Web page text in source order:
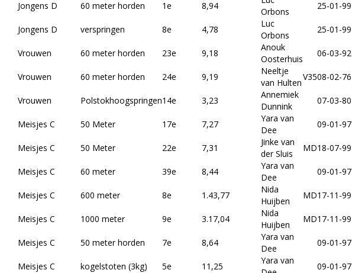
Jongens D 60 meter horden 1e 8,94
Orbons
25-01-99
Jongens D verspringen 8e 4,78
Luc
Orbons
25-01-99
Vrouwen 60 meter horden 23e 9,18
Anouk
Oosterhuis
06-03-92
Vrouwen 60 meter horden 24e 9,19
Neeltje
van Hulten
V3508-02-76
Vrouwen Polstokhoogspringen14e 3,23
Annemiek
Dunnink
07-03-80
Meisjes C 50 Meter 17e 7,27
Yara van
Dee
09-01-97
Meisjes C 50 Meter 22e 7,31
Jinke van
der Sluis
MD18-07-99
Meisjes C 60 meter 39e 8,44
Yara van
Dee
09-01-97
Meisjes C 600 meter 8e 1.43,77
Nida
Huijben
MD17-11-99
Meisjes C 1000 meter 9e 3.17,04
Nida
Huijben
MD17-11-99
Meisjes C 50 meter horden 7e 8,64
Yara van
Dee
09-01-97
Meisjes C kogelstoten (3kg) 5e 11,25
Yara van
09-01-97